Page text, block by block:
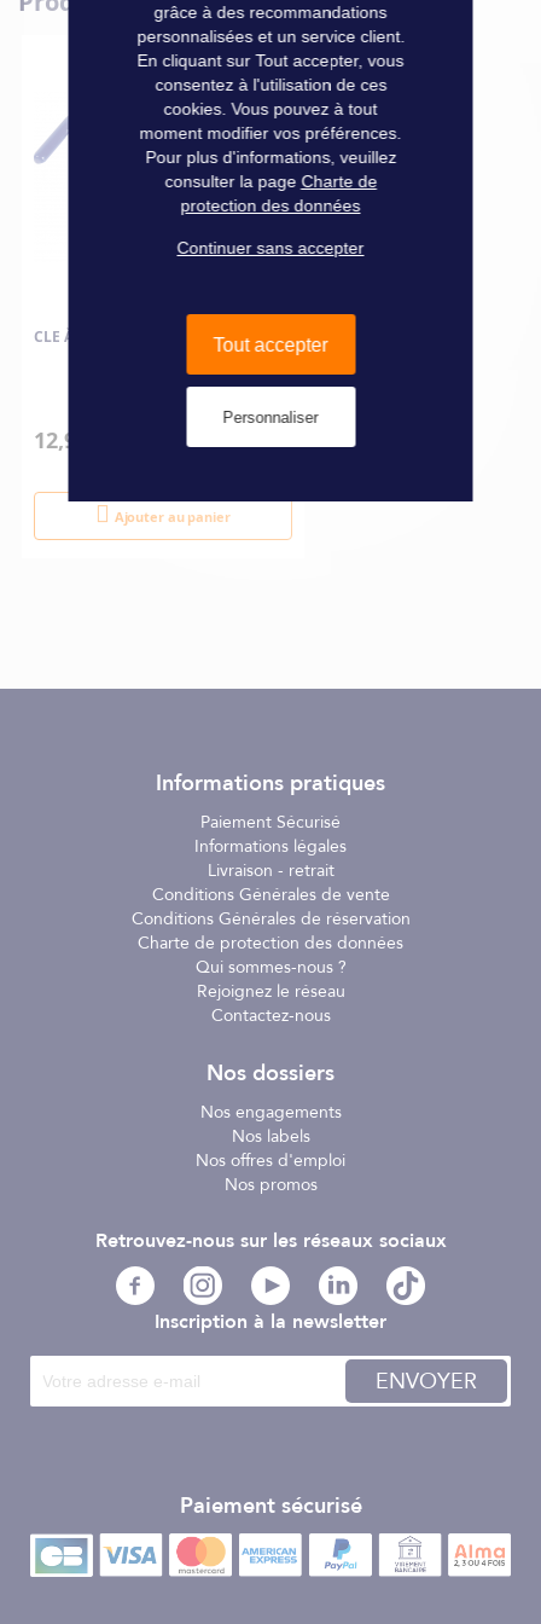
Caractéristiques
Clé de 20.8 mm.
Ngk
CLE À BOUGIE 18 MM
12,90 €
Ajouter au panier
Informations pratiques
Paiement Sécurisé
Informations légales
Livraison - retrait
Conditions Générales de vente
Conditions Générales de réservation
Charte de protection des données
Qui sommes-nous ?
Rejoignez le réseau
Contactez-nous
Nos dossiers
Nos engagements
Nos labels
Nos offres d'emploi
Nos promos
Inscription à la newsletter
ENVOYER
Paiement sécurisé
Retrouvez-nous sur les réseaux sociaux
grâce à des recommandations
personnalisées et un service client.
En cliquant sur Tout accepter, vous
consentez à l'utilisation de ces
cookies. Vous pouvez à tout
moment modifier vos préférences.
Pour plus d'informations, veuillez
consulter la page Charte de
protection des données
Continuer sans accepter
Tout accepter
Personnaliser